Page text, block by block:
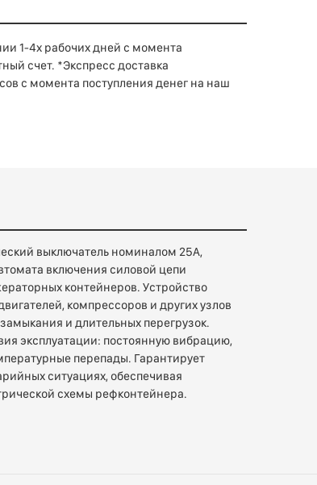
1-4х рабочих дней с момента
счет. *Экспресс доставка
с момента поступления денег на наш
выключатель номиналом 25А,
включения силовой цепи
контейнеров. Устройство
компрессоров и других узлов
и длительных перегрузок.
эксплуатации: постоянную вибрацию,
перепады. Гарантирует
ситуациях, обеспечивая
схемы рефконтейнера.